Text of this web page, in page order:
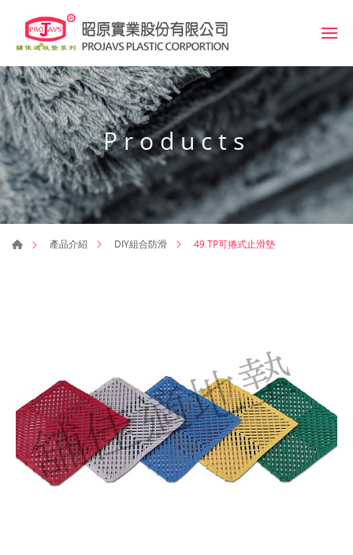
Products
產品介紹 DIY組合防滑 49.TP可捲式止滑墊